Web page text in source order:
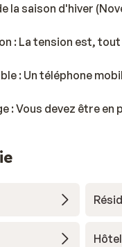
la saison d'hiver
: La tension est,
: Un téléphone
: Vous devez être